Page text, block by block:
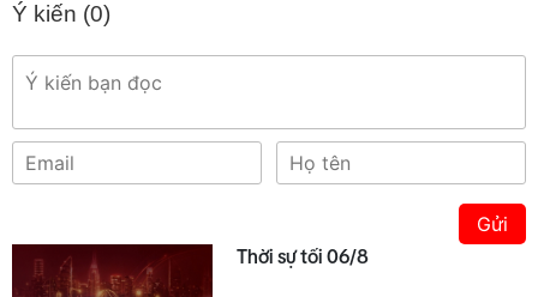
Ý kiến (0)
Gửi
Thời sự tối 06/8